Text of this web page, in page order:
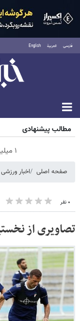
فارسی العربية English
جمعه ۱۶
مطالب پیشنهادی
۱ میلیارد اعتبار خرید طلا | بدون ضامن و چک
صفحه اصلی اخبار ورزشی
۰ نفر
تصاویری از